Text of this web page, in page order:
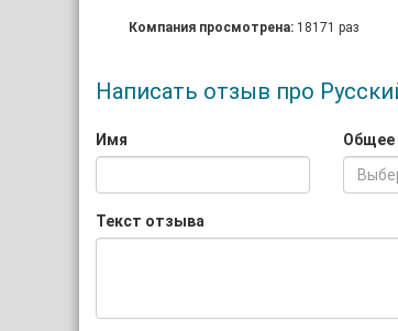
Компания просмотрена: 18171 раз
Написать отзыв про
Имя
Общее
Текст отзыва